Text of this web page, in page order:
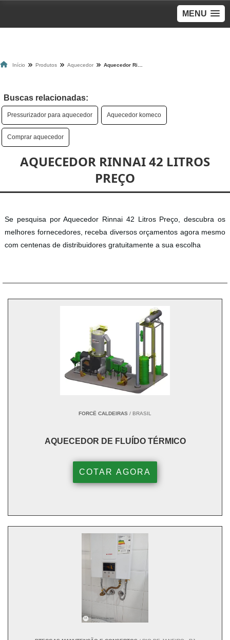
MENU
Início Produtos Aquecedor
Buscas relacionadas:
Pressurizador para aquecedor Aquecedor komeco
Comprar aquecedor
AQUECEDOR RINNAI 42 LITROS
PREÇO
Se pesquisa por Aquecedor Rinnai 42 Litros Preço, descubra os
melhores fornecedores, receba diversos orçamentos agora mesmo
com centenas de distribuidores gratuitamente a sua escolha
FORCË CALDEIRAS / BRASIL
AQUECEDOR DE FLUÍDO TÉRMICO
COTAR AGORA